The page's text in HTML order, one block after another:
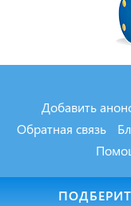
Добавить
Обратная связь